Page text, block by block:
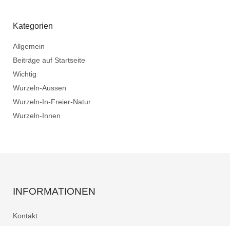
Kategorien
Allgemein
Beiträge auf Startseite
Wichtig
Wurzeln-Aussen
Wurzeln-In-Freier-Natur
Wurzeln-Innen
INFORMATIONEN
Kontakt